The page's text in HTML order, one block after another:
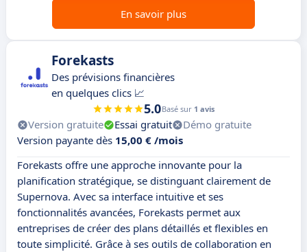
En savoir plus
Forekasts
Des prévisions financières
en quelques clics 📈
5.0Basé sur 1 avis
Version gratuite Essai gratuit
Démo gratuite
Version payante dès 15,00 € /mois
Forekasts offre une approche innovante pour la
planification stratégique, se distinguant clairement de
Supernova. Avec sa interface intuitive et ses
fonctionnalités avancées, Forekasts permet aux
entreprises de créer des plans détaillés et flexibles en
toute simplicité. Grâce à ses outils de collaboration en